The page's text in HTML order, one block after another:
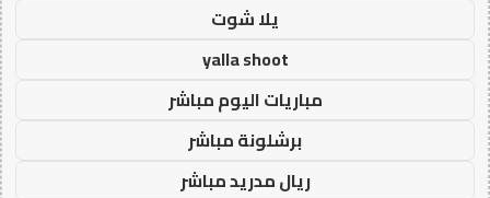
يلا شوت
yalla shoot
مباريات اليوم مباشر
برشلونة مباشر
ريال مدريد مباشر